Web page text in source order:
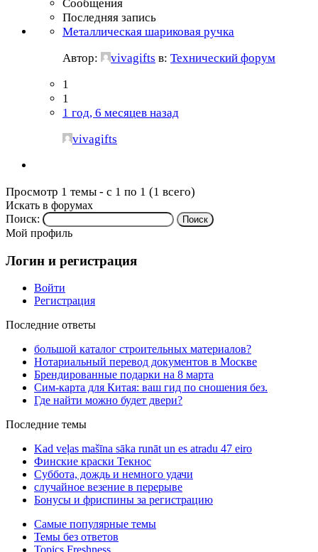
Сообщения
Последняя запись
Металлическая шариковая ручка
Автор:
vivagifts в: Технический форум
1
1
1 год, 6 месяцев назад
vivagifts
Просмотр 1 темы - с 1 по 1 (1 всего)
Искать в форумах
Поиск:
Мой профиль
Логин и регистрация
Войти
Регистрация
Последние ответы
большой каталог строительных материалов?
Нотариальный перевод документов в Москве
Брендированные подарки на 8 марта
Сим-карта для Китая: ваш гид по сношения без.
Где найти можно будет двери?
Последние темы
Kad veļas mašīna sāka runāt un es atradu 47 eiro
Финские краски Текнос
Суббота, дождь и немного удачи
случайное везение в перерыве
Бонусы и фриспины за регистрацию
Самые популярные темы
Темы без ответов